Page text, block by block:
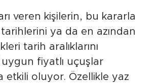
veren kişilerin, bu kararla
ya da en azından
tarih aralıklarını
fiyatlı uçuşlar
etkili oluyor. Özellikle yaz